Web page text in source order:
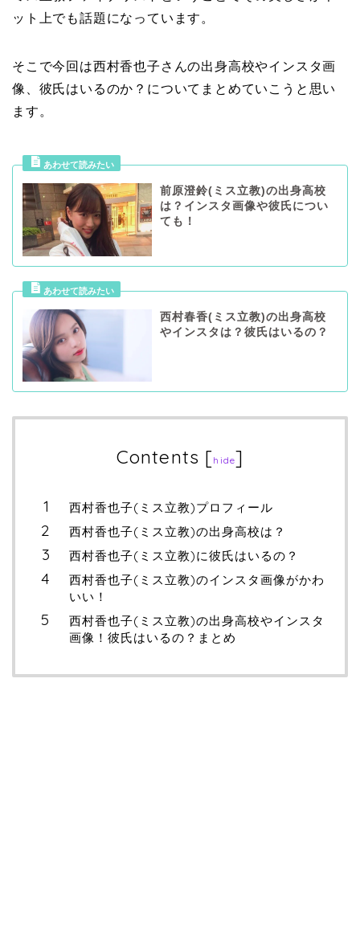
ット上でも話題になっています。
そこで今回は西村香也子さんの出身高校やインスタ画
像、彼氏はいるのか？についてまとめていこうと思い
ます。
前原澄鈴(ミス立教)の出身高校
は？インスタ画像や彼氏につい
ても！
西村春香(ミス立教)の出身高校
やインスタは？彼氏はいるの？
Contents [hide]
西村香也子(ミス立教)プロフィール
西村香也子(ミス立教)の出身高校は？
西村香也子(ミス立教)に彼氏はいるの？
西村香也子(ミス立教)のインスタ画像がかわ
いい！
西村香也子(ミス立教)の出身高校やインスタ
画像！彼氏はいるの？まとめ